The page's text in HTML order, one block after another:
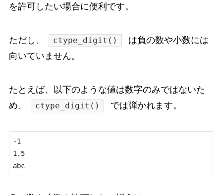
を許可したい場合に便利です。
ただし、 ctype_digit()
は負の数や小数には
向いていません。
たとえば、以下のような値は数字のみではないた
め、
ctype_digit() では弾かれます。
-1
1.5
abc